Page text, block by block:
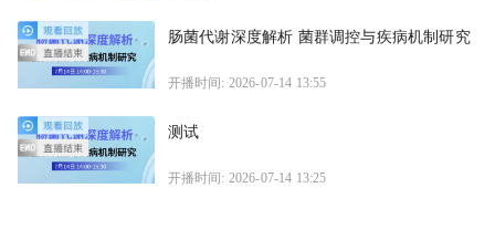
肠菌代谢深度解析 菌群调控与疾病机制研究
开播时间: 2026-07-14 13:55
测试
开播时间: 2026-07-14 13:25